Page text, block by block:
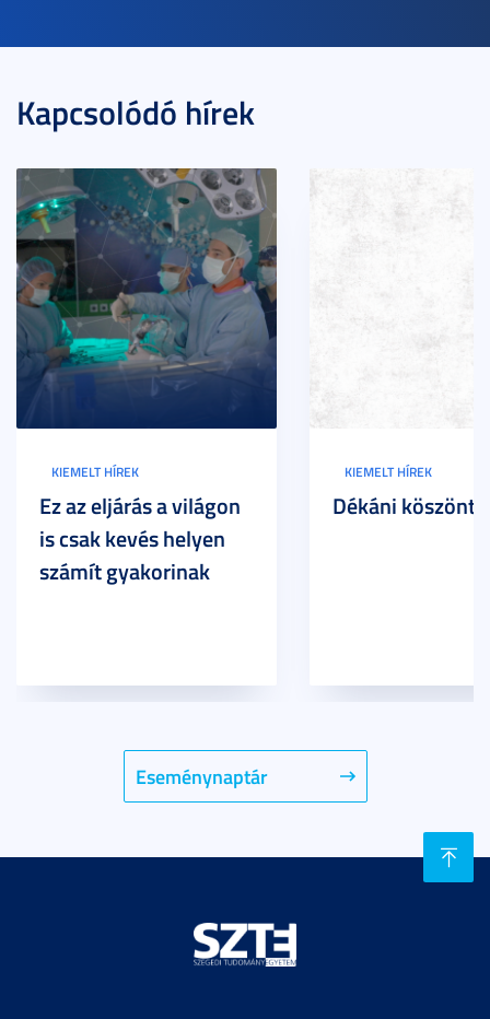
Kapcsolódó hírek
Eseménynaptár
KIEMELT HÍREK
Ez az eljárás a világon
is csak kevés helyen
számít gyakorinak
KIEMELT HÍREK
Dékáni köszöntő